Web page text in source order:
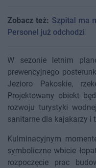
Zobacz też: Szpital ma
Personel już odchodzi
W sezonie letnim
prewencyjnego
Jezioro Pakoskie,
Projektowany obiekt
rozwoju turystyki
sanitarne dla kajakarzy i
Kulminacyjnym
symboliczne wbicie
rozpoczęcie prac